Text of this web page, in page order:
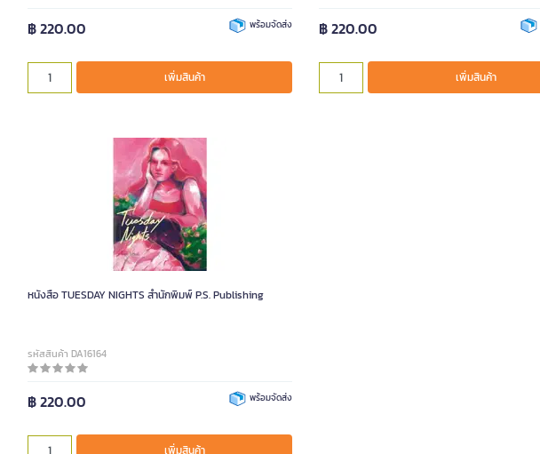
฿ 220.00 พร้อมจัดส่ง
เพิ่มสินค้า
฿ 220.00
เพิ่มสินค้า
หนังสือ TUESDAY NIGHTS สำนักพิมพ์ P.S. Publishing
รหัสสินค้า DA16164
฿ 220.00 พร้อมจัดส่ง
เพิ่มสินค้า